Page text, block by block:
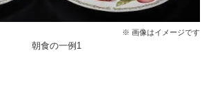
※ 画像はイメージです
朝食の一例1